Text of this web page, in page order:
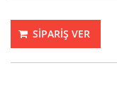
SİPARİŞ VER